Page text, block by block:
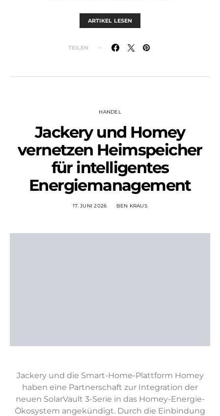
ARTIKEL LESEN
TEILEN
HANDEL
Jackery und Homey
vernetzen Heimspeicher
für intelligentes
Energiemanagement
17. JUNI 2026 BEN KRAUS
Jackery und die Smart-Home-Plattform Homey
haben eine Partnerschaft zur Integration der
neuen SolarVault 3-Serie in das Homey-Energie-
Ökosystem angekündigt. Durch die Einbindung